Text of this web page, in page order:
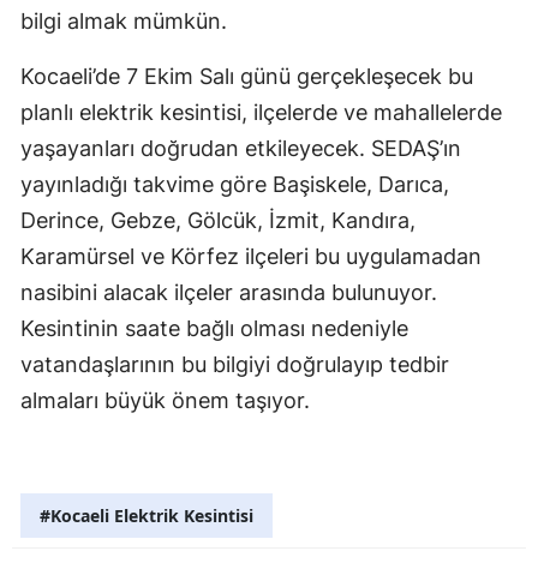
Osmaniye
bilgi almak mümkün.
Kocaeli’de 7 Ekim Salı günü gerçekleşecek bu
planlı elektrik kesintisi, ilçelerde ve mahallelerde
yaşayanları doğrudan etkileyecek. SEDAŞ’ın
yayınladığı takvime göre Başiskele, Darıca,
Derince, Gebze, Gölcük, İzmit, Kandıra,
Karamürsel ve Körfez ilçeleri bu uygulamadan
nasibini alacak ilçeler arasında bulunuyor.
Kesintinin saate bağlı olması nedeniyle
vatandaşlarının bu bilgiyi doğrulayıp tedbir
almaları büyük önem taşıyor.
#Kocaeli Elektrik Kesintisi